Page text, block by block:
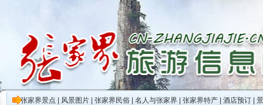
张家界景点 风景图片 张家界民俗 名人与张家界 张家界特产 酒店预订